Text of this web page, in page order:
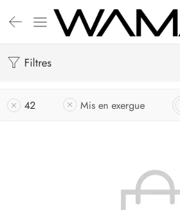
Filtres
42 Mis en exergue